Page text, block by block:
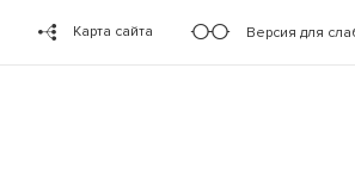
Карта сайта Версия для